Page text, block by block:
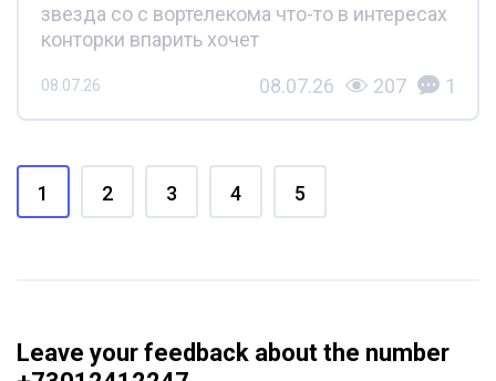
звезда со с вортелекома что-то в интересах
конторки впарить хочет
08.07.26 08.07.26 207 1
1 2 3 4 5
Leave your feedback about the number